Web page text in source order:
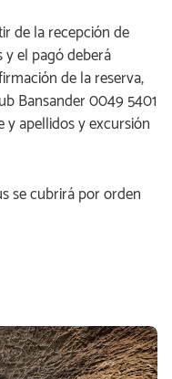
de la recepción de
el pagó deberá
de la reserva,
Bansander 0049 5401
y apellidos y excursión
se cubrirá por orden